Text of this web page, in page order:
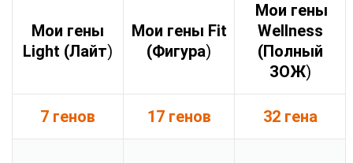
Мои гены
Light (Лайт)
Мои гены Fit
(Фигура)
Мои гены
Wellness
(Полный
ЗОЖ)
7 генов 17 генов 32 гена